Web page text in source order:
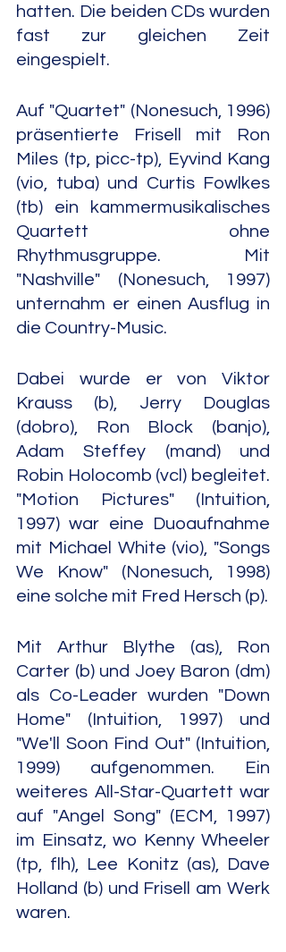
hatten. Die beiden CDs wurden
fast zur gleichen Zeit
eingespielt.
Auf "Quartet" (Nonesuch, 1996)
präsentierte Frisell mit Ron
Miles (tp, picc-tp), Eyvind Kang
(vio, tuba) und Curtis Fowlkes
(tb) ein kammermusikalisches
Quartett ohne
Rhythmusgruppe. Mit
"Nashville" (Nonesuch, 1997)
unternahm er einen Ausflug in
die Country-Music.
Dabei wurde er von Viktor
Krauss (b), Jerry Douglas
(dobro), Ron Block (banjo),
Adam Steffey (mand) und
Robin Holocomb (vcl) begleitet.
"Motion Pictures" (Intuition,
1997) war eine Duoaufnahme
mit Michael White (vio), "Songs
We Know" (Nonesuch, 1998)
eine solche mit Fred Hersch (p).
Mit Arthur Blythe (as), Ron
Carter (b) und Joey Baron (dm)
als Co-Leader wurden "Down
Home" (Intuition, 1997) und
"We'll Soon Find Out" (Intuition,
1999) aufgenommen. Ein
weiteres All-Star-Quartett war
auf "Angel Song" (ECM, 1997)
im Einsatz, wo Kenny Wheeler
(tp, flh), Lee Konitz (as), Dave
Holland (b) und Frisell am Werk
waren.